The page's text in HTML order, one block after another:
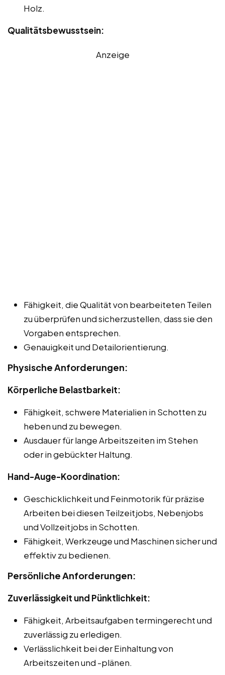
Holz.
Qualitätsbewusstsein:
Anzeige
Fähigkeit, die Qualität von bearbeiteten Teilen
zu überprüfen und sicherzustellen, dass sie den
Vorgaben entsprechen.
Genauigkeit und Detailorientierung.
Physische Anforderungen:
Körperliche Belastbarkeit:
Fähigkeit, schwere Materialien in Schotten zu
heben und zu bewegen.
Ausdauer für lange Arbeitszeiten im Stehen
oder in gebückter Haltung.
Hand-Auge-Koordination:
Geschicklichkeit und Feinmotorik für präzise
Arbeiten bei diesen Teilzeitjobs, Nebenjobs
und Vollzeitjobs in Schotten.
Fähigkeit, Werkzeuge und Maschinen sicher und
effektiv zu bedienen.
Persönliche Anforderungen:
Zuverlässigkeit und Pünktlichkeit:
Fähigkeit, Arbeitsaufgaben termingerecht und
zuverlässig zu erledigen.
Verlässlichkeit bei der Einhaltung von
Arbeitszeiten und -plänen.